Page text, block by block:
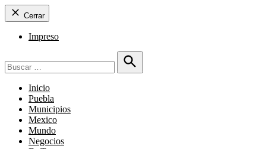
Cerrar
Impreso
Buscar
Inicio
Puebla
Municipios
Mexico
Mundo
Negocios